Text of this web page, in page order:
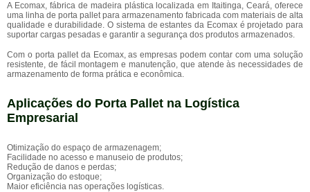
A Ecomax, fábrica de madeira plástica localizada em Itaitinga, Ceará, oferece
uma linha de porta pallet para armazenamento fabricada com materiais de alta
qualidade e durabilidade. O sistema de estantes da Ecomax é projetado para
suportar cargas pesadas e garantir a segurança dos produtos armazenados.
Com o porta pallet da Ecomax, as empresas podem contar com uma solução
resistente, de fácil montagem e manutenção, que atende às necessidades de
armazenamento de forma prática e econômica.
Aplicações do Porta Pallet na Logística
Empresarial
Otimização do espaço de armazenagem;
Facilidade no acesso e manuseio de produtos;
Redução de danos e perdas;
Organização do estoque;
Maior eficiência nas operações logísticas.